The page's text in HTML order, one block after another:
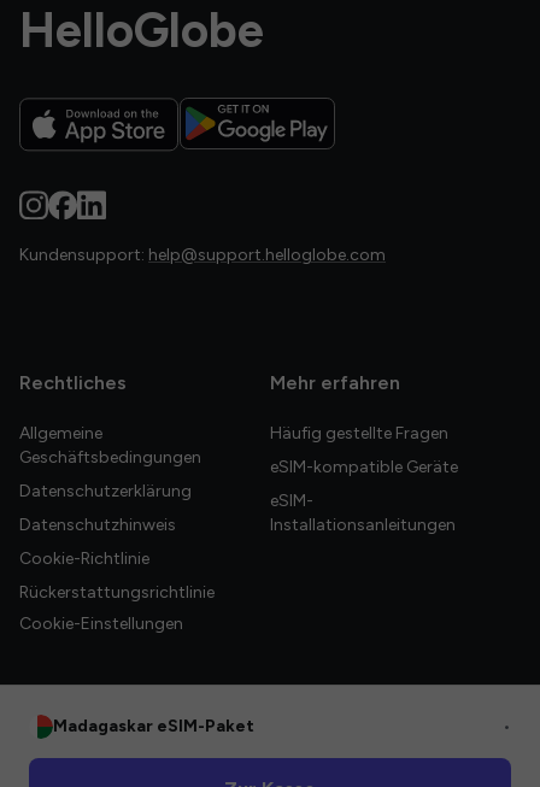
HelloGlobe
Kundensupport: help@support.helloglobe.com
Rechtliches
Allgemeine
Geschäftsbedingungen
Datenschutzerklärung
Datenschutzhinweis
Cookie-Richtlinie
Rückerstattungsrichtlinie
Cookie-Einstellungen
Mehr erfahren
Häufig gestellte Fragen
eSIM-kompatible Geräte
eSIM-
Installationsanleitungen
Madagaskar eSIM-Paket •